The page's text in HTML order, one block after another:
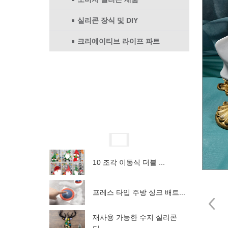
실리콘 장식 및 DIY
크리에이티브 라이프 파트
10 조각 이동식 더블 ...
프레스 타입 주방 싱크 배트...
재사용 가능한 수지 실리콘